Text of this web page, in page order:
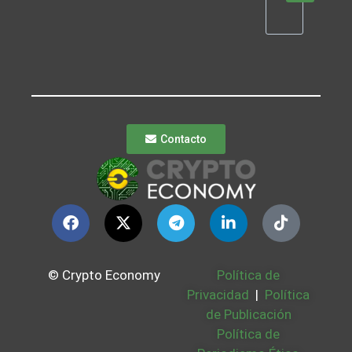
Contacto
© Crypto Economy
Política de
Privacidad | Política
de Publicación
Política de